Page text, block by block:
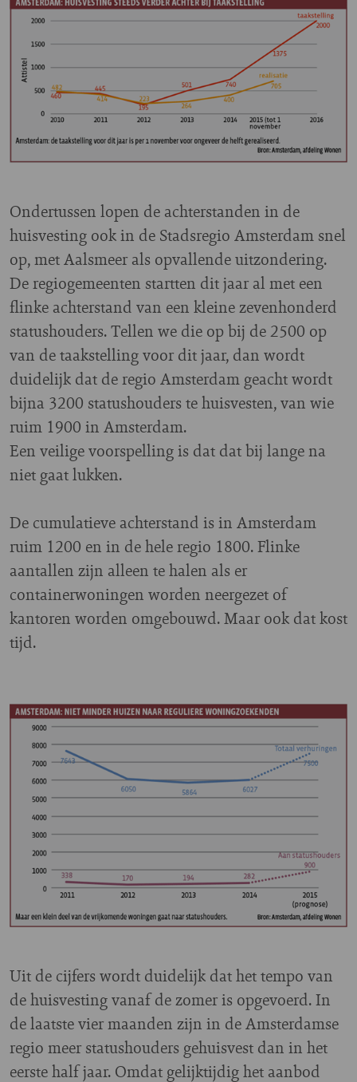
Ondertussen lopen de achterstanden in de
huisvesting ook in de Stadsregio Amsterdam snel
op, met Aalsmeer als opvallende uitzondering.
De regiogemeenten startten dit jaar al met een
flinke achterstand van een kleine zevenhonderd
statushouders. Tellen we die op bij de 2500 op
van de taakstelling voor dit jaar, dan wordt
duidelijk dat de regio Amsterdam geacht wordt
bijna 3200 statushouders te huisvesten, van wie
ruim 1900 in Amsterdam.
Een veilige voorspelling is dat dat bij lange na
niet gaat lukken.
De cumulatieve achterstand is in Amsterdam
ruim 1200 en in de hele regio 1800. Flinke
aantallen zijn alleen te halen als er
containerwoningen worden neergezet of
kantoren worden omgebouwd. Maar ook dat kost
tijd.
Uit de cijfers wordt duidelijk dat het tempo van
de huisvesting vanaf de zomer is opgevoerd. In
de laatste vier maanden zijn in de Amsterdamse
regio meer statushouders gehuisvest dan in het
eerste half jaar. Omdat gelijktijdig het aanbod